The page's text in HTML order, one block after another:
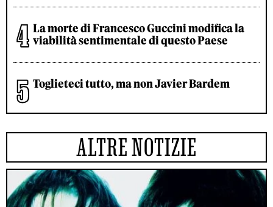
La morte di Francesco Guccini modifica la
viabilità sentimentale di questo Paese
Toglieteci tutto, ma non Javier Bardem
ALTRE NOTIZIE